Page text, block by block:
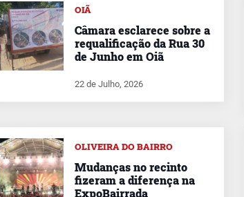
OIÃ
Câmara esclarece sobre a
requalificação da Rua 30
de Junho em Oiã
22 de Julho, 2026
OLIVEIRA DO BAIRRO
Mudanças no recinto
fizeram a diferença na
ExpoBairrada